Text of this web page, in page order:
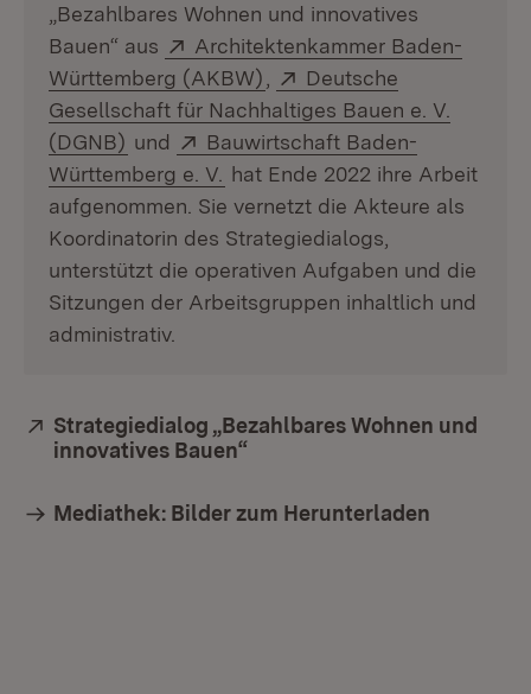
„Bezahlbares Wohnen und innovatives
Bauen“ aus
Extern:
Architektenkammer Baden-
Württemberg (AKBW) (Öffnet in neuem Fenster)
Extern:
Deutsche
Gesellschaft für Nachhaltiges Bauen e. V.
(DGNB) (Öffnet in neuem Fenster)
und Extern:
Bauwirtschaft Baden-
Württemberg e. V. (Öffnet in neuem Fenster)
hat Ende 2022 ihre Arbeit
aufgenommen. Sie vernetzt die Akteure als
Koordinatorin des Strategiedialogs,
unterstützt die operativen Aufgaben und die
Sitzungen der Arbeitsgruppen inhaltlich und
administrativ.
Extern:
Strategiedialog „Bezahlbares Wohnen und
innovatives Bauen“
Mediathek: Bilder zum Herunterladen